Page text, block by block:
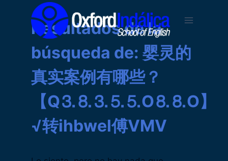
contenidoResultados de la
búsqueda de:婴灵的
真实案例有哪些？
【Q⒊⒏⒊⒌⒌O⒏⒏O】
√转ihbwel傅VMV